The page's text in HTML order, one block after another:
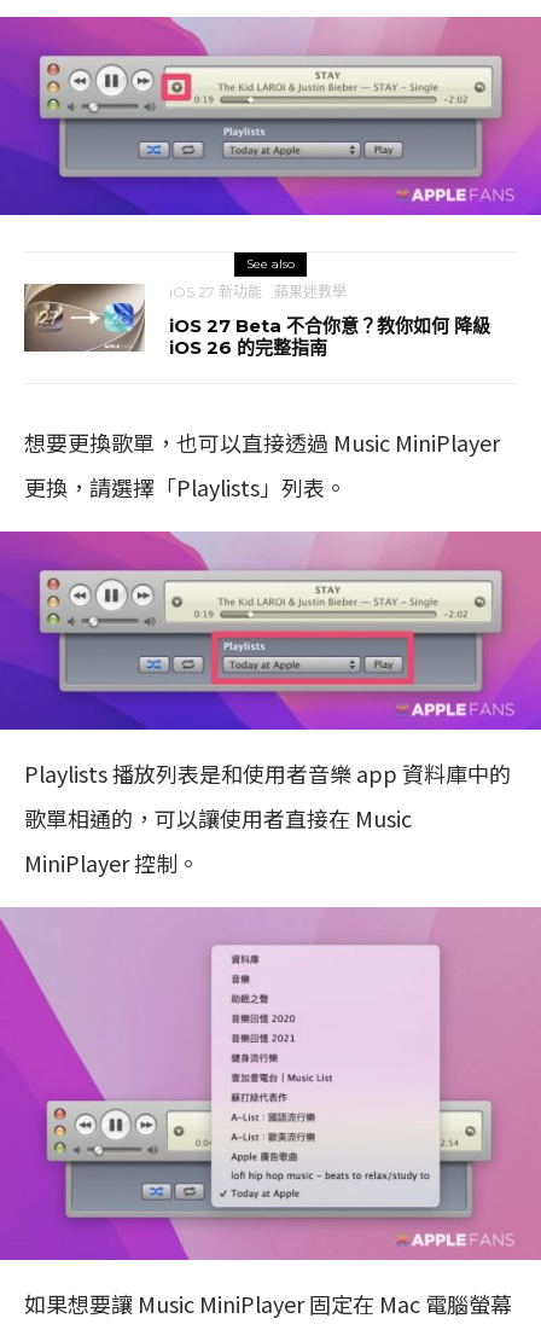
See also
iOS 27 新功能 蘋果迷教學
iOS 27 Beta 不合你意？教你如何 降級
iOS 26 的完整指南
想要更換歌單，也可以直接透過 Music MiniPlayer
更換，請選擇「Playlists」列表。
Playlists 播放列表是和使用者音樂 app 資料庫中的
歌單相通的，可以讓使用者直接在 Music
MiniPlayer 控制。
如果想要讓 Music MiniPlayer 固定在 Mac 電腦螢幕